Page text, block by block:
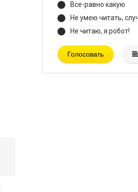
Все-равно какую
Не умею читать,
Не читаю, я робот!
Голосовать